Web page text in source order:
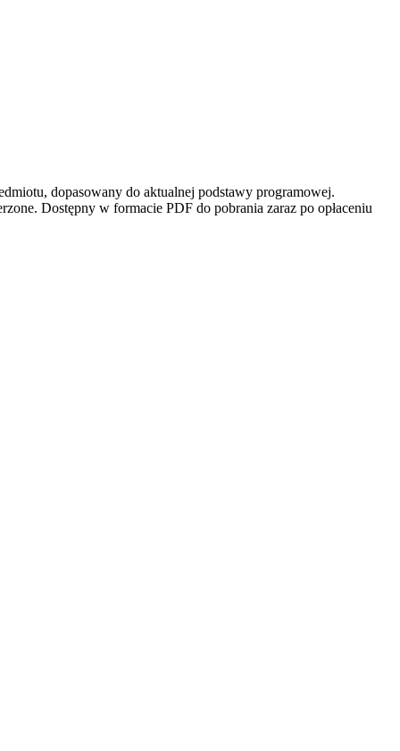
dopasowany do aktualnej podstawy programowej.
Dostępny w formacie PDF do pobrania zaraz po opłaceniu